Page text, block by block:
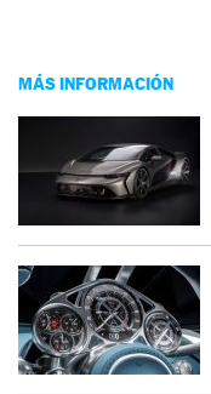
MÁS INFORMACIÓN